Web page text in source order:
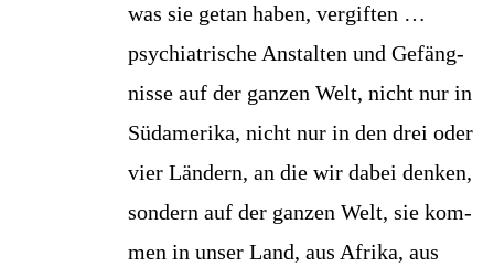
was sie getan haben, ver­gif­ten …
psych­ia­tri­sche Anstal­ten und Gefäng­
nis­se auf der gan­zen Welt, nicht nur in
Süd­ame­ri­ka, nicht nur in den drei oder
vier Län­dern, an die wir dabei den­ken,
son­dern auf der gan­zen Welt, sie kom­
men in unser Land, aus Afri­ka, aus